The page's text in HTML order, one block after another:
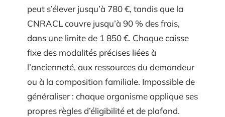
peut s’élever jusqu’à 780 €, tandis que la
CNRACL couvre jusqu’à 90 % des frais,
dans une limite de 1 850 €. Chaque caisse
fixe des modalités précises liées à
l’ancienneté, aux ressources du demandeur
ou à la composition familiale. Impossible de
généraliser : chaque organisme applique ses
propres règles d’éligibilité et de plafond.